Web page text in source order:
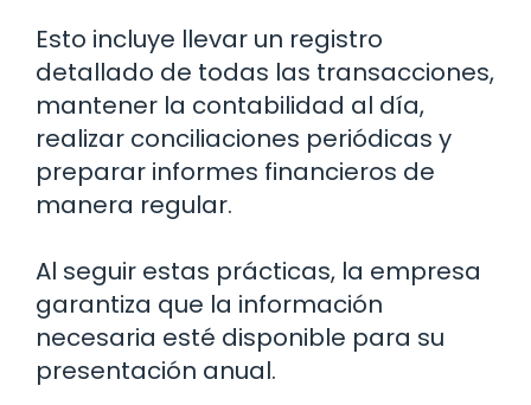
Esto incluye llevar un registro
detallado de todas las transacciones,
mantener la contabilidad al día,
realizar conciliaciones periódicas y
preparar informes financieros de
manera regular.
Al seguir estas prácticas, la empresa
garantiza que la información
necesaria esté disponible para su
presentación anual.